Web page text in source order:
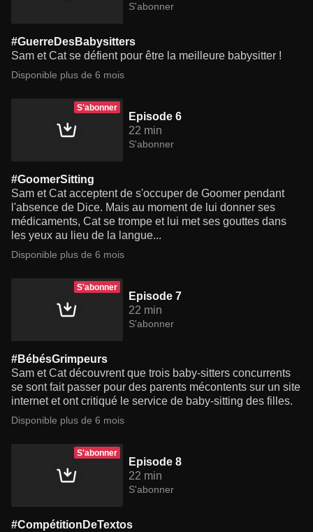
S'abonner
#GuerreDesBabysitters
Sam et Cat se défient pour être la meilleure babysitter !
Disponible plus de 6 mois
S'abonner
Episode 6
22 min
S'abonner
#GoomerSitting
Sam et Cat acceptent de s'occuper de Goomer pendant
l'absence de Dice. Mais au moment de lui donner ses
médicaments, Cat se trompe et lui met ses gouttes dans
les yeux au lieu de la langue...
Disponible plus de 6 mois
S'abonner
Episode 7
22 min
S'abonner
#BébésGrimpeurs
Sam et Cat découvrent que trois baby-sitters concurrents
se sont fait passer pour des parents mécontents sur un site
internet et ont critiqué le service de baby-sitting des filles.
Disponible plus de 6 mois
S'abonner
Episode 8
22 min
S'abonner
#CompétitionDeTextos